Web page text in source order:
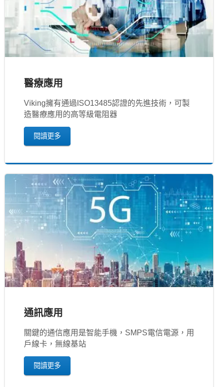
醫療應用
Viking擁有通過ISO13485認證的先進技術，可製
造醫療應用的高等級電阻器
閱讀更多
通訊應用
關鍵的通信應用是智能手機，SMPS電信電源，用
戶線卡，無線基站
閱讀更多